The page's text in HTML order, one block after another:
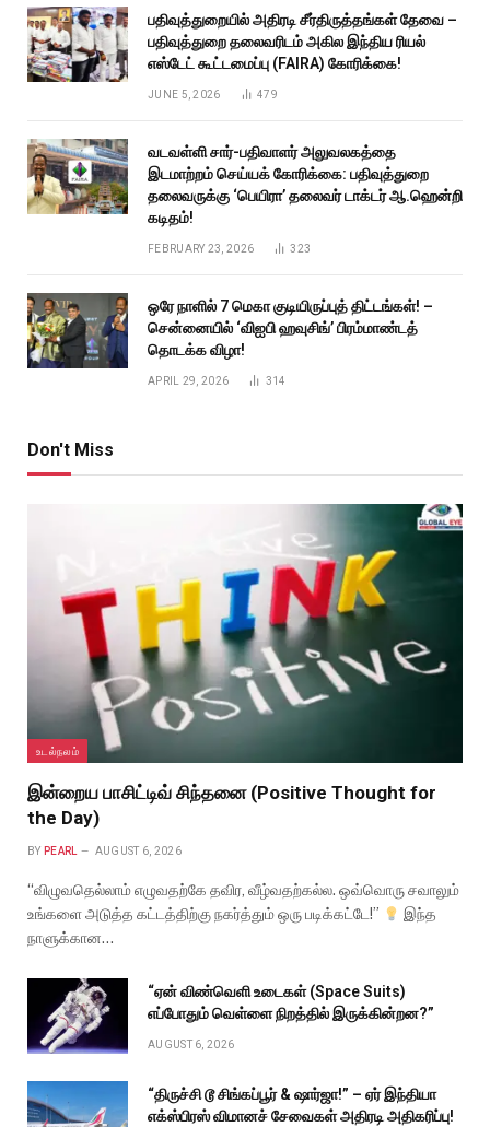
பதிவுத்துறையில் அதிரடி சீர்திருத்தங்கள் தேவை –
பதிவுத்துறை தலைவரிடம் அகில இந்திய ரியல்
எஸ்டேட் கூட்டமைப்பு (FAIRA) கோரிக்கை!
JUNE 5, 2026 479
வடவள்ளி சார்-பதிவாளர் அலுவலகத்தை
இடமாற்றம் செய்யக் கோரிக்கை: பதிவுத்துறை
தலைவருக்கு ‘பெயிரா’ தலைவர் டாக்டர் ஆ.ஹென்றி
கடிதம்!
FEBRUARY 23, 2026 323
ஒரே நாளில் 7 மெகா குடியிருப்புத் திட்டங்கள்! –
சென்னையில் ‘விஐபி ஹவுசிங்’ பிரம்மாண்டத்
தொடக்க விழா!
APRIL 29, 2026 314
Don't Miss
உடல்நலம்
இன்றைய பாசிட்டிவ் சிந்தனை (Positive Thought for
the Day)
BY PEARL AUGUST 6, 2026
“விழுவதெல்லாம் எழுவதற்கே தவிர, வீழ்வதற்கல்ல. ஒவ்வொரு சவாலும்
உங்களை அடுத்த கட்டத்திற்கு நகர்த்தும் ஒரு படிக்கட்டே!”
இந்த
நாளுக்கான…
“ஏன் விண்வெளி உடைகள் (Space Suits)
எப்போதும் வெள்ளை நிறத்தில் இருக்கின்றன?”
AUGUST 6, 2026
“திருச்சி டூ சிங்கப்பூர் & ஷார்ஜா!” – ஏர் இந்தியா
எக்ஸ்பிரஸ் விமானச் சேவைகள் அதிரடி அதிகரிப்பு!